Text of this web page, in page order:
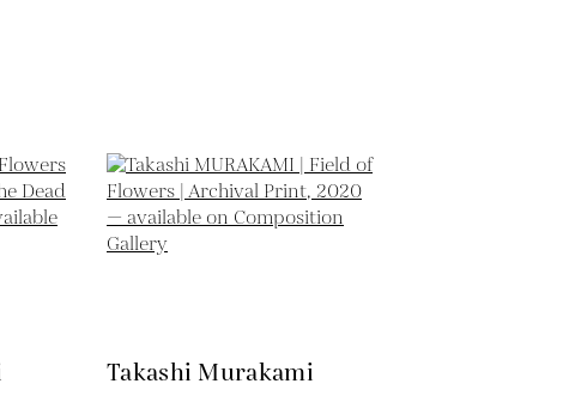
Takashi Murakami